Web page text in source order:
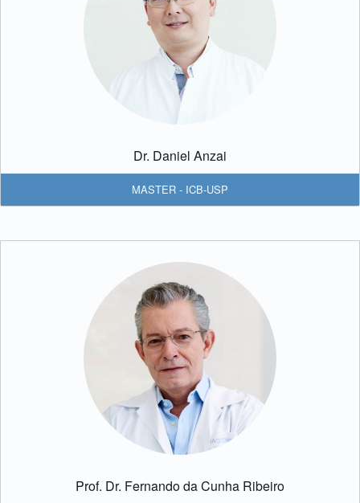
Dr. Daniel Anzai
MASTER - ICB-USP
Prof. Dr. Fernando da Cunha Ribeiro